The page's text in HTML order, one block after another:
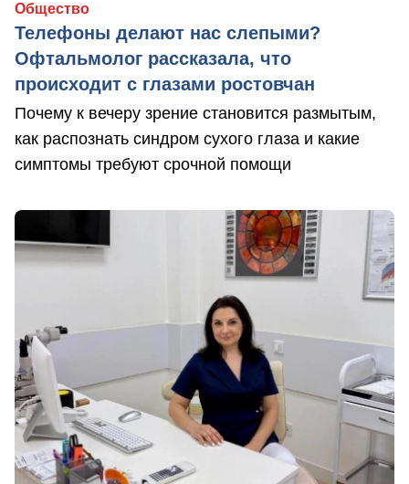
Общество
Телефоны делают нас слепыми?
Офтальмолог рассказала, что
происходит с глазами ростовчан
Почему к вечеру зрение становится размытым,
как распознать синдром сухого глаза и какие
симптомы требуют срочной помощи